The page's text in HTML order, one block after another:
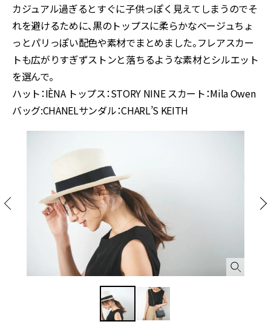
カジュアル過ぎるとすぐに子供っぽく見えてしまうのでそ
れを避けるために、黒のトップスに柔らかなベージュちょ
っとパリっぽい配色や素材でまとめました。フレアスカー
トも広がりすぎずストンと落ちるような素材とシルエット
を選んで。
ハット：IÈNA トップス：STORY NINE スカート：Mila Owen
バッグ:CHANELサンダル：CHARL’S KEITH